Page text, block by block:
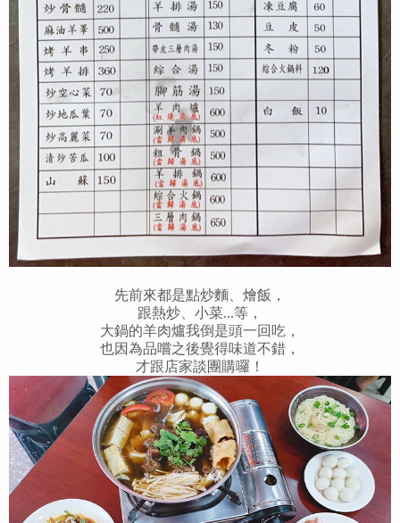
先前來都是點炒麵、燴飯，
跟熱炒、小菜...等，
大鍋的羊肉爐我倒是頭一回吃，
也因為品嚐之後覺得味道不錯，
才跟店家談團購囉！